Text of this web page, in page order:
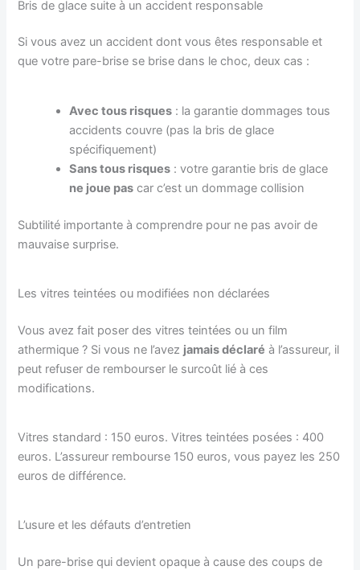
Bris de glace suite à un accident responsable
Si vous avez un accident dont vous êtes responsable et
que votre pare-brise se brise dans le choc, deux cas :
Avec tous risques : la garantie dommages tous
accidents couvre (pas la bris de glace
spécifiquement)
Sans tous risques : votre garantie bris de glace
ne joue pas car c’est un dommage collision
Subtilité importante à comprendre pour ne pas avoir de
mauvaise surprise.
Les vitres teintées ou modifiées non déclarées
Vous avez fait poser des vitres teintées ou un film
athermique ? Si vous ne l’avez jamais déclaré à l’assureur, il
peut refuser de rembourser le surcoût lié à ces
modifications.
Vitres standard : 150 euros. Vitres teintées posées : 400
euros. L’assureur rembourse 150 euros, vous payez les 250
euros de différence.
L’usure et les défauts d’entretien
Un pare-brise qui devient opaque à cause des coups de